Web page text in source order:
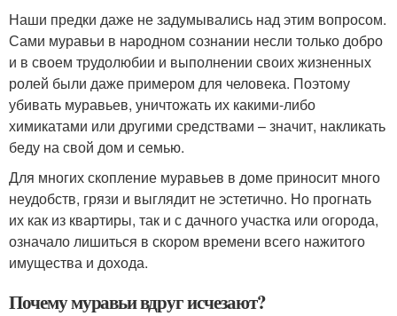
Наши предки даже не задумывались над этим вопросом.
Сами муравьи в народном сознании несли только добро
и в своем трудолюбии и выполнении своих жизненных
ролей были даже примером для человека. Поэтому
убивать муравьев, уничтожать их какими-либо
химикатами или другими средствами – значит, накликать
беду на свой дом и семью.
Для многих скопление муравьев в доме приносит много
неудобств, грязи и выглядит не эстетично. Но прогнать
их как из квартиры, так и с дачного участка или огорода,
означало лишиться в скором времени всего нажитого
имущества и дохода.
Почему муравьи вдруг исчезают?